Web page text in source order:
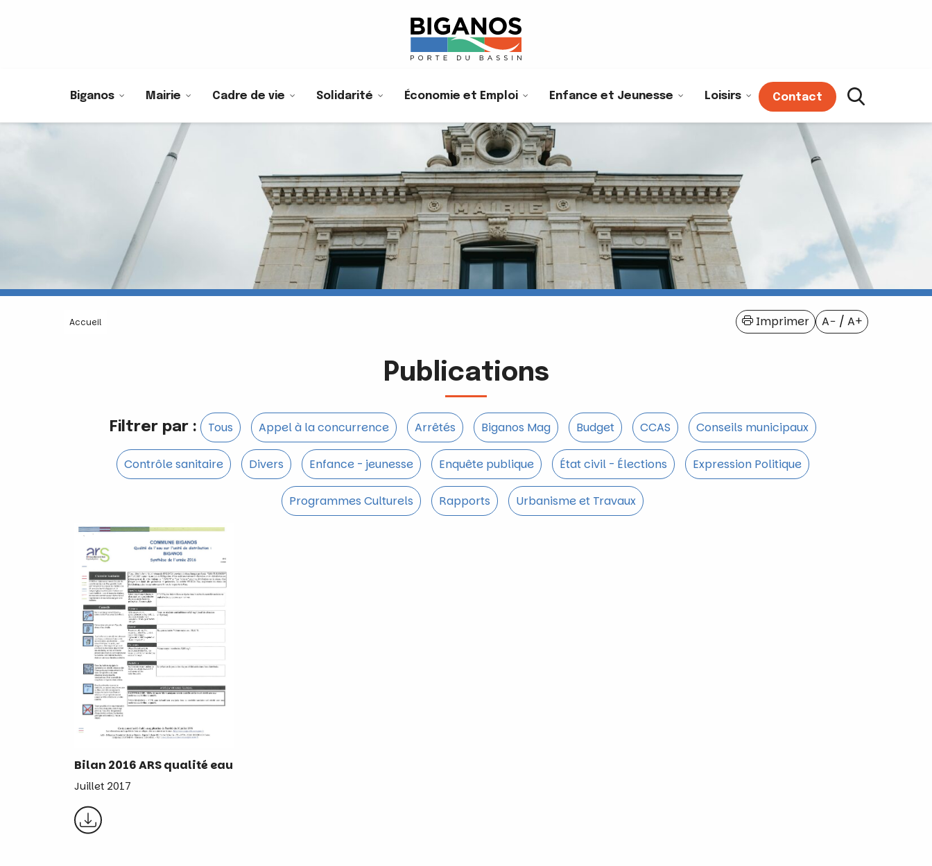
Biganos Mairie Cadre de vie Solidarité Économie et Emploi Enfance et Jeunesse Loisirs Contact
Accueil A− / A+
Imprimer
Publications
Filtrer par : Tous Appel à la concurrence Arrêtés Biganos Mag Budget CCAS Conseils municipaux
Contrôle sanitaire Divers Enfance - jeunesse Enquête publique État civil - Élections Expression Politique
Programmes Culturels Rapports Urbanisme et Travaux
Bilan 2016 ARS qualité eau
Juillet 2017